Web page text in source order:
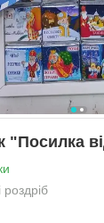
"Посилка
роздріб